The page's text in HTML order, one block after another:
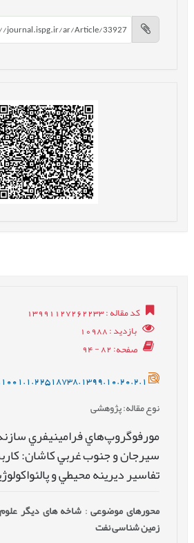
کد مقاله: 13991127262233
بازدید: 10988
صفحه: 82 - 94
نوع مقاله: پژوهشی
مورفوگروپ‌هاي فرامينيفري
سيرجان و جنوب غربي کاشان:
تفاسير ديرينه محيطي و
محورهای موضوعی: شاخه های دیگر علوم
زمین شناسی نفت